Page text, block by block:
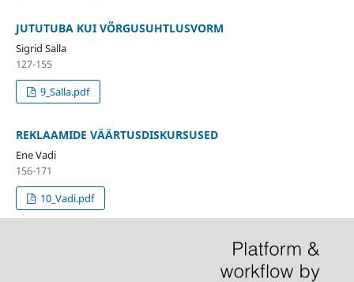
JUTUTUBA KUI VÕRGUSUHTLUSVORM
Sigrid Salla
127-155
9_Salla.pdf
REKLAAMIDE VÄÄRTUSDISKURSUSED
Ene Vadi
156-171
10_Vadi.pdf